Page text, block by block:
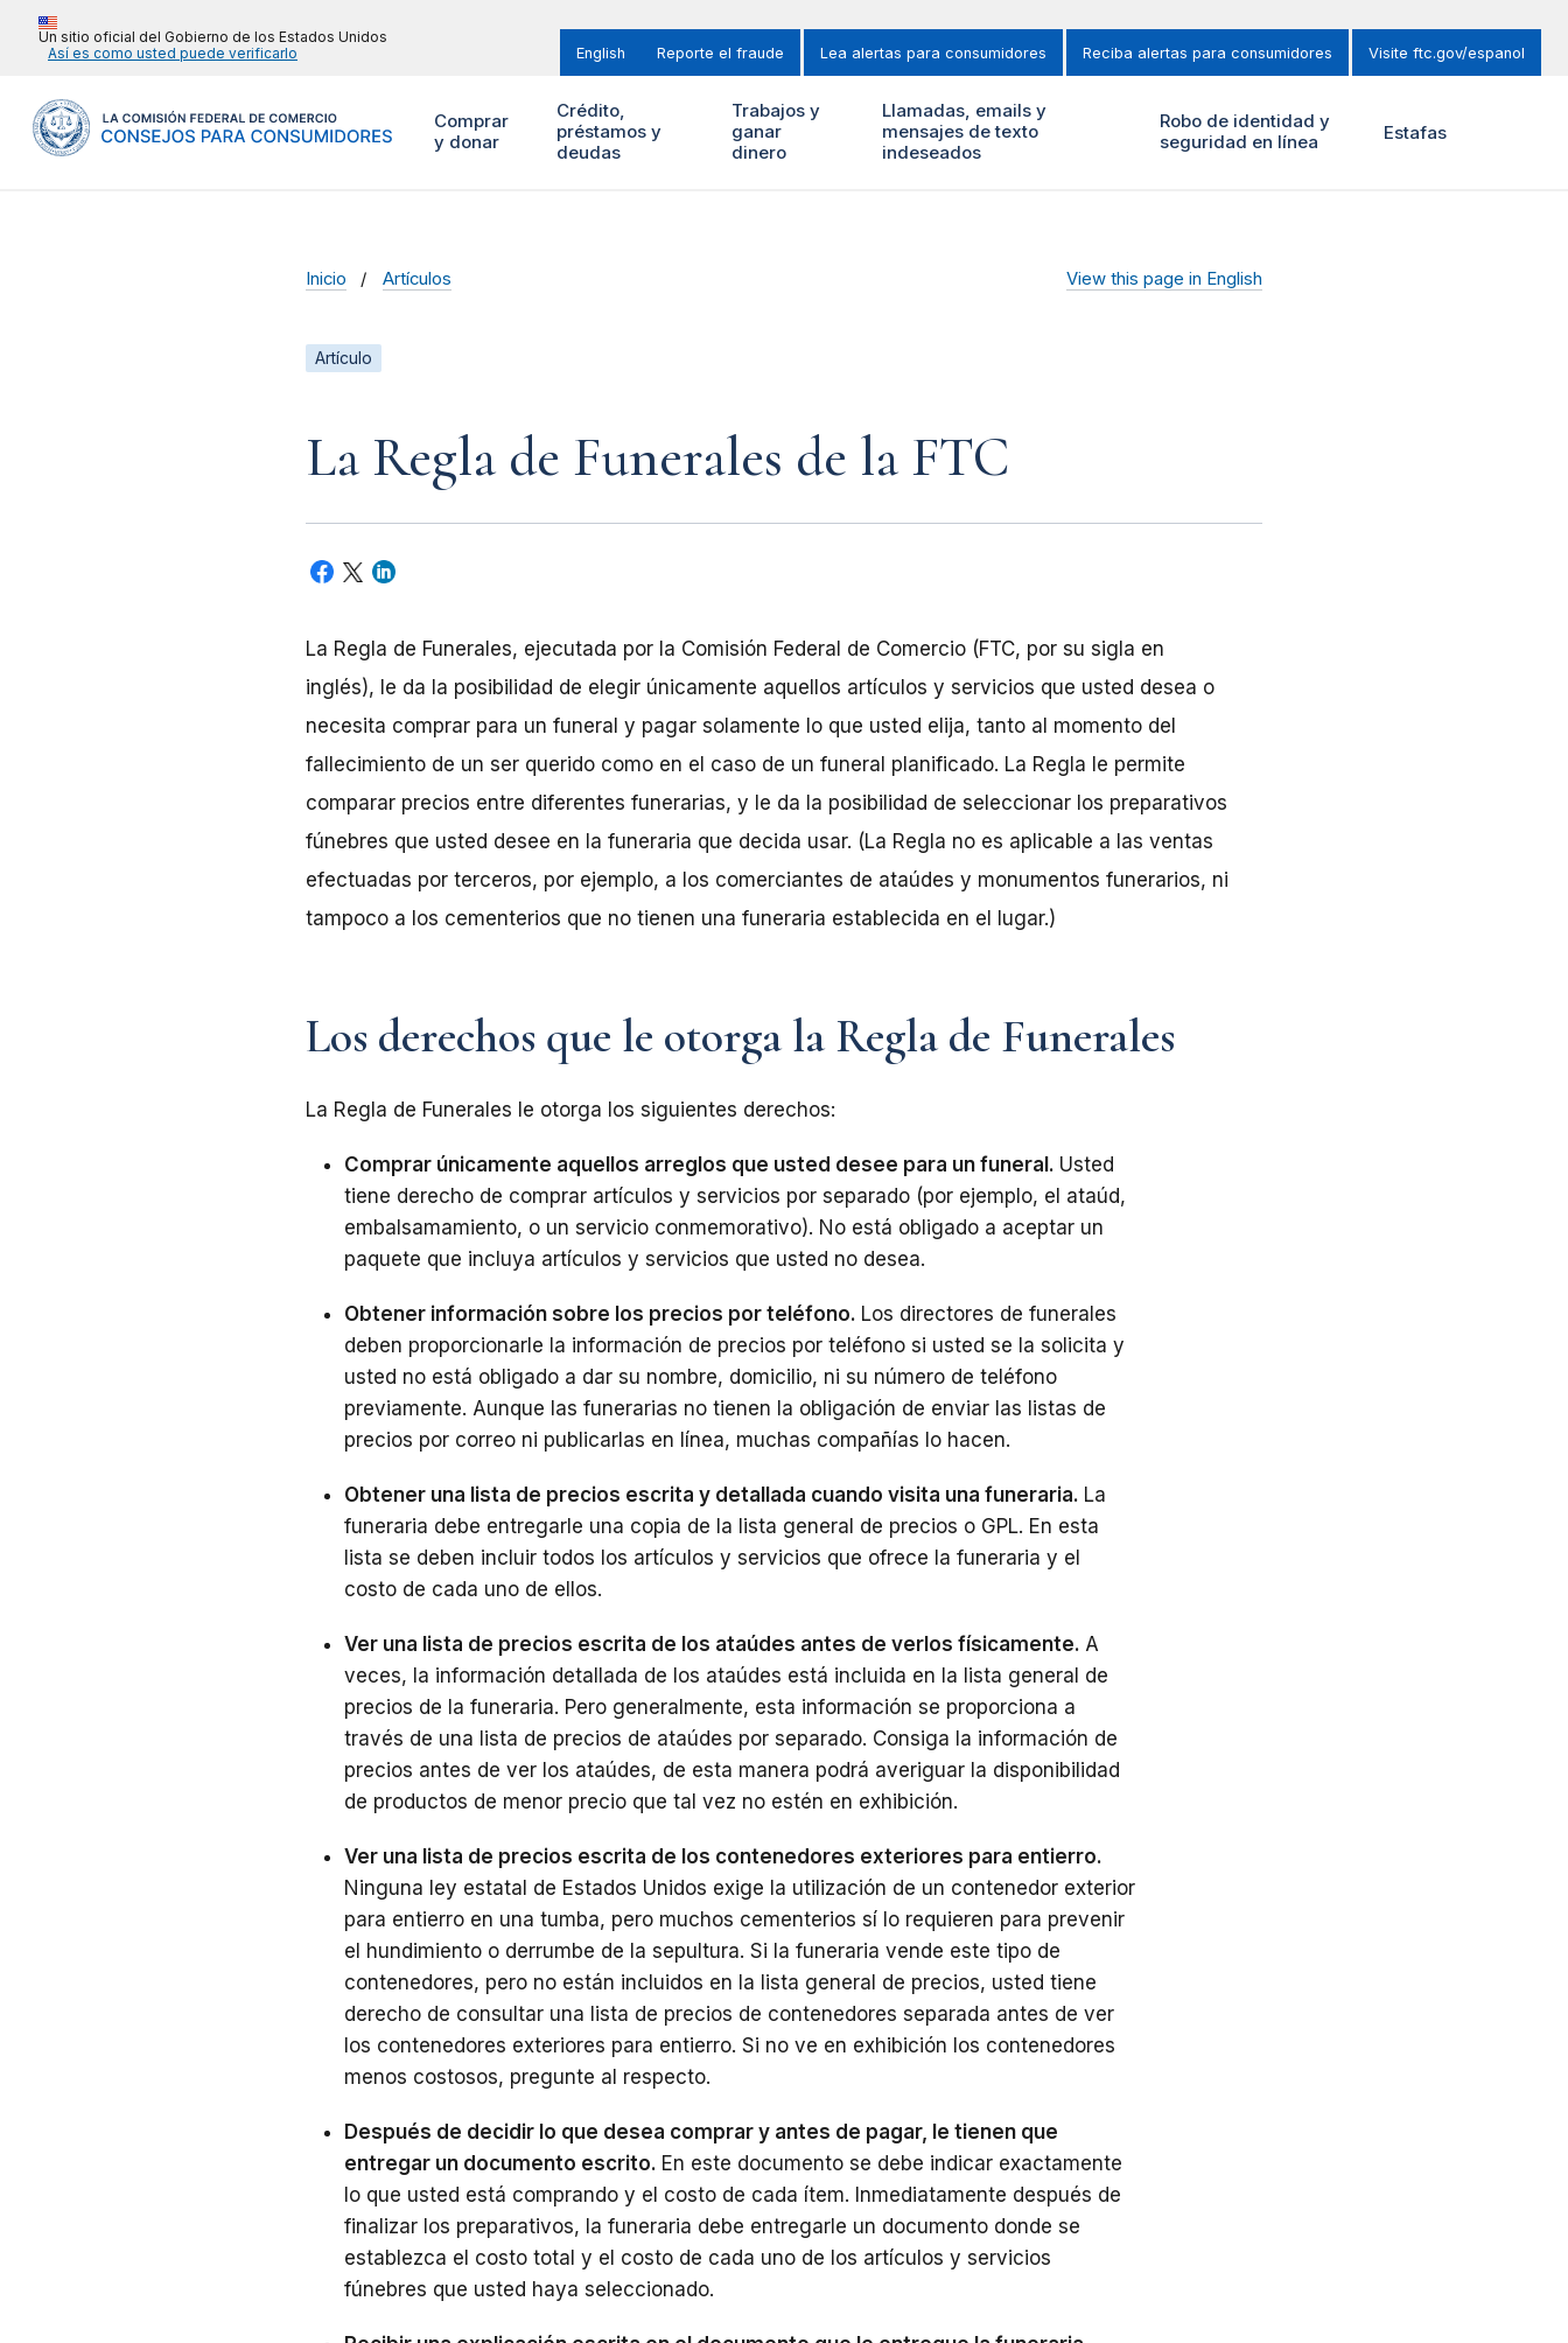
Un sitio oficial del Gobierno de los Estados Unidos
Así es como usted puede verificarlo
English Reporte el fraude Lea alertas para consumidores Reciba alertas para consumidores Visite ftc.gov/espanol
Comprar
y donar
Crédito,
préstamos y
deudas
Trabajos y
ganar
dinero
Llamadas, emails y
mensajes de texto
indeseados
Robo de identidad y
seguridad en línea
Estafas
Inicio Artículos View this page in English
Artículo
La Regla de Funerales de la FTC
La Regla de Funerales, ejecutada por la Comisión Federal de Comercio (FTC, por su sigla en
inglés), le da la posibilidad de elegir únicamente aquellos artículos y servicios que usted desea o
necesita comprar para un funeral y pagar solamente lo que usted elija, tanto al momento del
fallecimiento de un ser querido como en el caso de un funeral planificado. La Regla le permite
comparar precios entre diferentes funerarias, y le da la posibilidad de seleccionar los preparativos
fúnebres que usted desee en la funeraria que decida usar. (La Regla no es aplicable a las ventas
efectuadas por terceros, por ejemplo, a los comerciantes de ataúdes y monumentos funerarios, ni
tampoco a los cementerios que no tienen una funeraria establecida en el lugar.)
Los derechos que le otorga la Regla de Funerales
La Regla de Funerales le otorga los siguientes derechos:
Comprar únicamente aquellos arreglos que usted desee para un funeral. Usted
tiene derecho de comprar artículos y servicios por separado (por ejemplo, el ataúd,
embalsamamiento, o un servicio conmemorativo). No está obligado a aceptar un
paquete que incluya artículos y servicios que usted no desea.
Obtener información sobre los precios por teléfono. Los directores de funerales
deben proporcionarle la información de precios por teléfono si usted se la solicita y
usted no está obligado a dar su nombre, domicilio, ni su número de teléfono
previamente. Aunque las funerarias no tienen la obligación de enviar las listas de
precios por correo ni publicarlas en línea, muchas compañías lo hacen.
Obtener una lista de precios escrita y detallada cuando visita una funeraria. La
funeraria debe entregarle una copia de la lista general de precios o GPL. En esta
lista se deben incluir todos los artículos y servicios que ofrece la funeraria y el
costo de cada uno de ellos.
Ver una lista de precios escrita de los ataúdes antes de verlos físicamente. A
veces, la información detallada de los ataúdes está incluida en la lista general de
precios de la funeraria. Pero generalmente, esta información se proporciona a
través de una lista de precios de ataúdes por separado. Consiga la información de
precios antes de ver los ataúdes, de esta manera podrá averiguar la disponibilidad
de productos de menor precio que tal vez no estén en exhibición.
Ver una lista de precios escrita de los contenedores exteriores para entierro.
Ninguna ley estatal de Estados Unidos exige la utilización de un contenedor exterior
para entierro en una tumba, pero muchos cementerios sí lo requieren para prevenir
el hundimiento o derrumbe de la sepultura. Si la funeraria vende este tipo de
contenedores, pero no están incluidos en la lista general de precios, usted tiene
derecho de consultar una lista de precios de contenedores separada antes de ver
los contenedores exteriores para entierro. Si no ve en exhibición los contenedores
menos costosos, pregunte al respecto.
Después de decidir lo que desea comprar y antes de pagar, le tienen que
entregar un documento escrito. En este documento se debe indicar exactamente
lo que usted está comprando y el costo de cada ítem. Inmediatamente después de
finalizar los preparativos, la funeraria debe entregarle un documento donde se
establezca el costo total y el costo de cada uno de los artículos y servicios
fúnebres que usted haya seleccionado.